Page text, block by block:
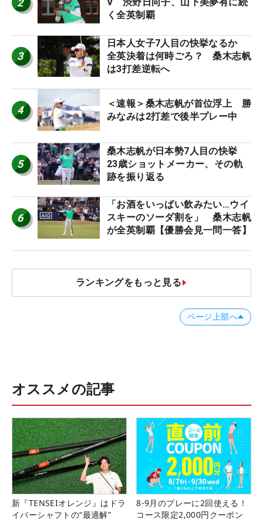
2
く全英制覇
3
日本人女子7人目の快挙なるか
全英決着は何時ごろ？ 桑木志帆
は3打差逆転へ
4
＜速報＞桑木志帆が首位浮上 勝
みなみは2打差で後半プレー中
5
桑木志帆が日本勢7人目の快挙
23歳ショットメーカー、その軌
跡を振り返る
6
「お酒をいっぱい飲みたい…ウイ
スキーのソーダ割を」 桑木志帆
が全英制覇【優勝会見一問一答】
ランキングをもっと見る
ページ上部へ
オススメの記事
新『TENSEIオレンジ』はドラ
イバーシャフトの“最適解”
8-9月のプレーに2回使える！
コース限定2,000円クーポン